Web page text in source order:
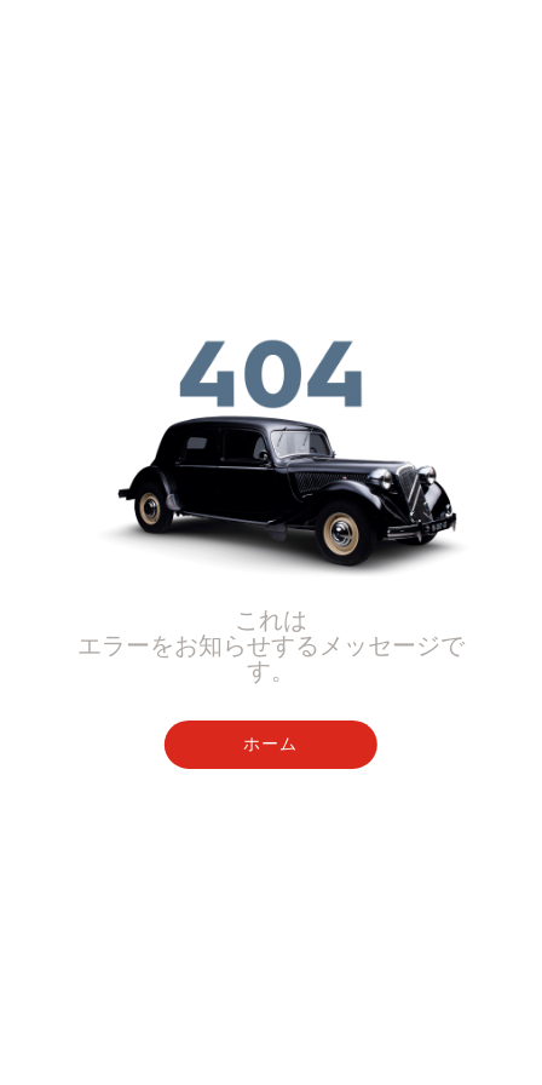
これは
エラーをお知らせするメッセージで
す。
ホーム